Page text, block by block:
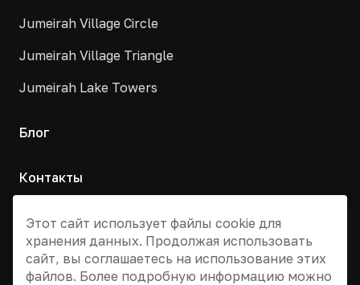
Jumeirah Village Circle
Jumeirah Village Triangle
Jumeirah Lake Towers
Блог
Контакты
+7 495 955 13 12
info@dvizhdubai.ru
Этот сайт использует файлы cookie для
хранения данных. Продолжая использовать
сайт, вы соглашаетесь на использование этих
файлов. Более подробную информацию можно